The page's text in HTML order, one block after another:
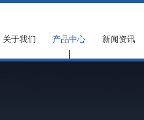
关于我们 产品中心 新闻资讯